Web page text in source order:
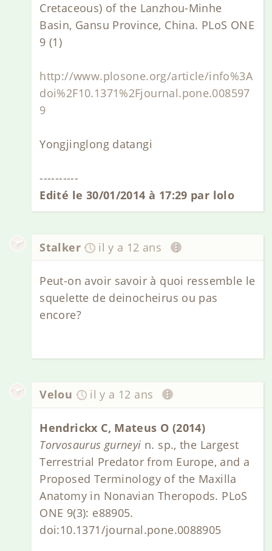
Cretaceous) of the Lanzhou-Minhe
Basin, Gansu Province, China. PLoS ONE
9 (1)
http://www.plosone.org/article/info%3A
doi%2F10.1371%2Fjournal.pone.008597
9
Yongjinglong datangi
----------
Edité le 30/01/2014 à 17:29 par lolo
Stalker il y a 12 ans
Peut-on avoir savoir à quoi ressemble le
squelette de deinocheirus ou pas
encore?
Velou il y a 12 ans
Hendrickx C, Mateus O (2014)
Torvosaurus gurneyi n. sp., the Largest
Terrestrial Predator from Europe, and a
Proposed Terminology of the Maxilla
Anatomy in Nonavian Theropods. PLoS
ONE 9(3): e88905.
doi:10.1371/journal.pone.0088905